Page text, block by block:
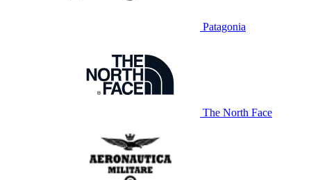
Patagonia
The North Face